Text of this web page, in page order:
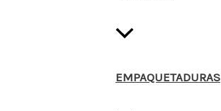
EMPAQUETADURAS